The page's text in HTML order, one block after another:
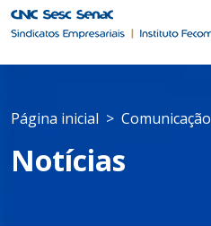
Página inicial Comunicação
Notícias